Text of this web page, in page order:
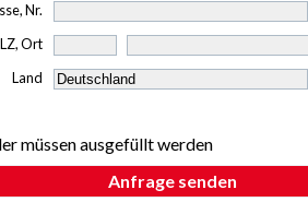
Nr.
Ort
Land
müssen ausgefüllt werden
Anfrage senden